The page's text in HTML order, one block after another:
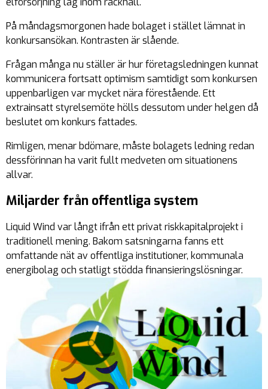
På måndagsmorgonen hade bolaget i stället lämnat in
konkursansökan. Kontrasten är slående.
Frågan många nu ställer är hur företagsledningen kunnat
kommunicera fortsatt optimism samtidigt som konkursen
uppenbarligen var mycket nära förestående. Ett
extrainsatt styrelsemöte hölls dessutom under helgen då
beslutet om konkurs fattades.
Rimligen, menar bdömare, måste bolagets ledning redan
dessförinnan ha varit fullt medveten om situationens
allvar.
Miljarder från offentliga system
Liquid Wind var långt ifrån ett privat riskkapitalprojekt i
traditionell mening. Bakom satsningarna fanns ett
omfattande nät av offentliga institutioner, kommunala
energibolag och statligt stödda finansieringslösningar.